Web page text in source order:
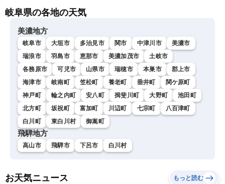
岐阜県の各地の天気
美濃地方
岐阜市 大垣市 多治見市 関市 中津川市
美濃市
瑞浪市
羽島市 恵那市 美濃加茂市
土岐市
各務原市
可児市 山県市 瑞穂市 本巣市
郡上市
海津市
岐南町 笠松町 養老町 垂井町
関ケ原町
神戸町
輪之内町 安八町 揖斐川町 大野町
池田町
北方町
坂祝町 富加町 川辺町 七宗町
八百津町
白川町
東白川村 御嵩町
飛騨地方
高山市 飛騨市 下呂市 白川村
お天気ニュース もっと読む